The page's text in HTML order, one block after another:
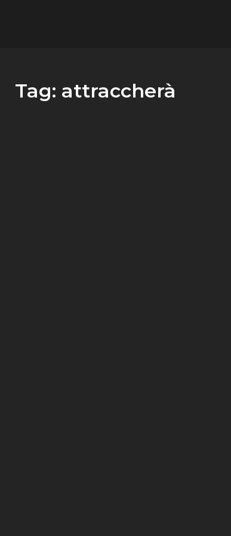
Tag: attraccherà